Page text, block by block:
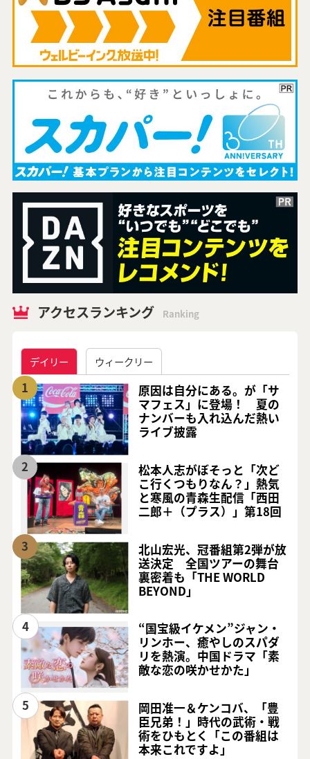
アクセスランキング Ranking
デイリー ウィークリー
1
原因は自分にある。が「サ
マフェス」に登場！ 夏の
ナンバーも入れ込んだ熱い
ライブ披露
2
松本人志がぼそっと「次ど
こ行くつもりなん？」熱気
と寒風の青森生配信「西田
二郎＋（プラス）」第18回
3
北山宏光、冠番組第2弾が放
送決定 全国ツアーの舞台
裏密着も「THE WORLD
BEYOND」
4
“国宝級イケメン”ジャン・
リンホー、癒やしのスパダ
リを熱演。中国ドラマ「素
敵な恋の咲かせかた」
5
岡田准一＆ケンコバ、「豊
臣兄弟！」時代の武術・戦
術をひもとく「この番組は
本来これですよ」